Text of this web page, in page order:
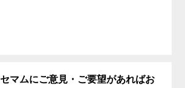
マムにご意見・ご要望があればお